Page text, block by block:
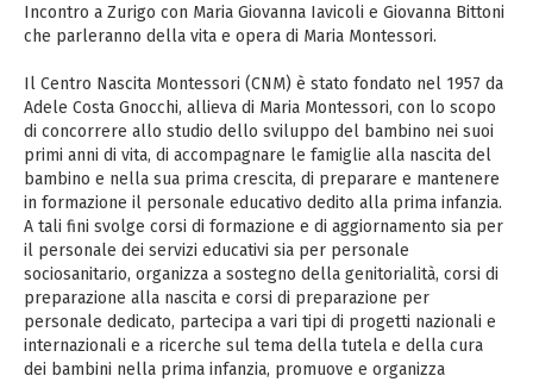
Incontro a Zurigo con Maria Giovanna Iavicoli e Giovanna Bittoni
che parleranno della vita e opera di Maria Montessori.
Il Centro Nascita Montessori (CNM) è stato fondato nel 1957 da
Adele Costa Gnocchi, allieva di Maria Montessori, con lo scopo
di concorrere allo studio dello sviluppo del bambino nei suoi
primi anni di vita, di accompagnare le famiglie alla nascita del
bambino e nella sua prima crescita, di preparare e mantenere
in formazione il personale educativo dedito alla prima infanzia.
A tali fini svolge corsi di formazione e di aggiornamento sia per
il personale dei servizi educativi sia per personale
sociosanitario, organizza a sostegno della genitorialità, corsi di
preparazione alla nascita e corsi di preparazione per
personale dedicato, partecipa a vari tipi di progetti nazionali e
internazionali e a ricerche sul tema della tutela e della cura
dei bambini nella prima infanzia, promuove e organizza